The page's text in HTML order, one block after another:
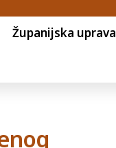
Županijska uprava